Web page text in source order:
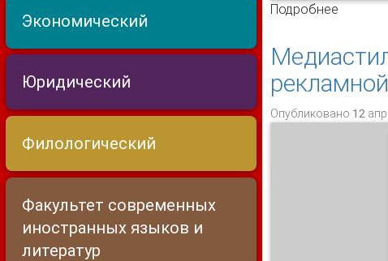
Экономический
Юридический
Филологический
Факультет современных
иностранных языков и
литератур
Подробнее
Опубликовано 12